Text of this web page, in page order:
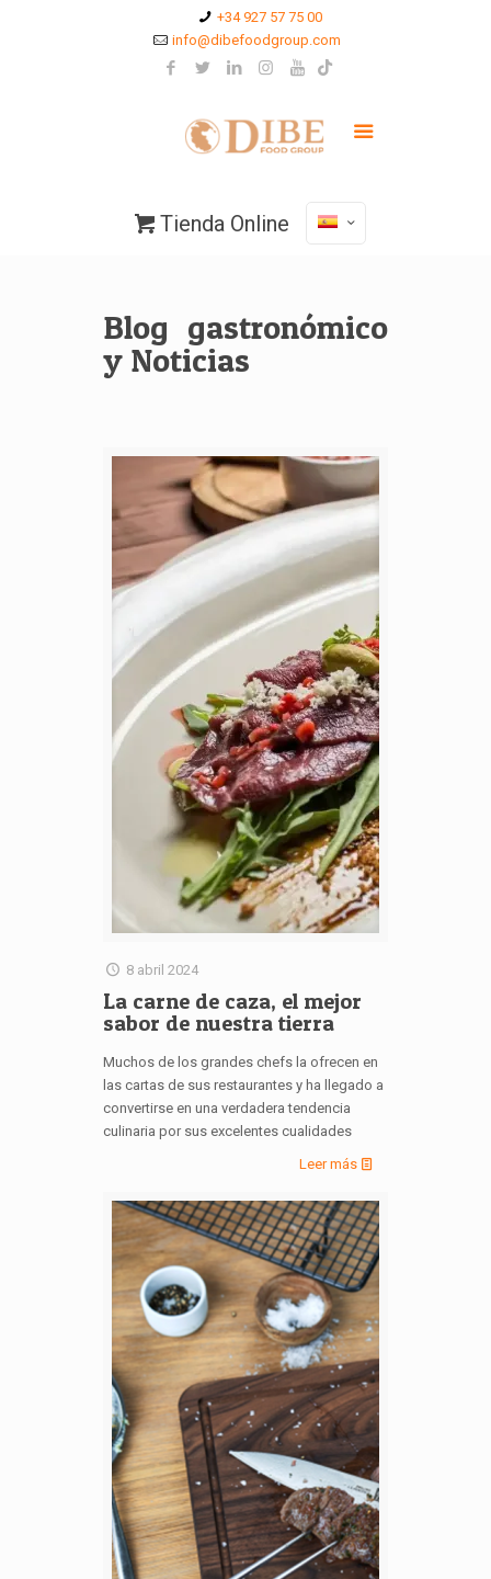
+34 927 57 75 00
info@dibefoodgroup.com
Tienda Online
Blog gastronómico
y Noticias
8 abril 2024
La carne de caza, el mejor
sabor de nuestra tierra
Muchos de los grandes chefs la ofrecen en
las cartas de sus restaurantes y ha llegado a
convertirse en una verdadera tendencia
culinaria por sus excelentes cualidades
Leer más